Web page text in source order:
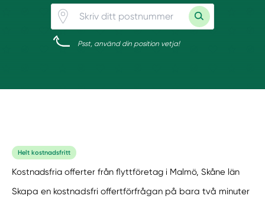
Psst, använd din position vetja!
Helt kostnadsfritt
Kostnadsfria offerter från flyttföretag i Malmö, Skåne län
Skapa en kostnadsfri offertförfrågan på bara två minuter